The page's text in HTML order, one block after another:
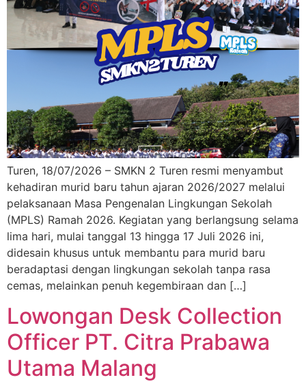
Turen, 18/07/2026 – SMKN 2 Turen resmi menyambut
kehadiran murid baru tahun ajaran 2026/2027 melalui
pelaksanaan Masa Pengenalan Lingkungan Sekolah
(MPLS) Ramah 2026. Kegiatan yang berlangsung selama
lima hari, mulai tanggal 13 hingga 17 Juli 2026 ini,
didesain khusus untuk membantu para murid baru
beradaptasi dengan lingkungan sekolah tanpa rasa
cemas, melainkan penuh kegembiraan dan […]
Lowongan Desk Collection
Officer PT. Citra Prabawa
Utama Malang